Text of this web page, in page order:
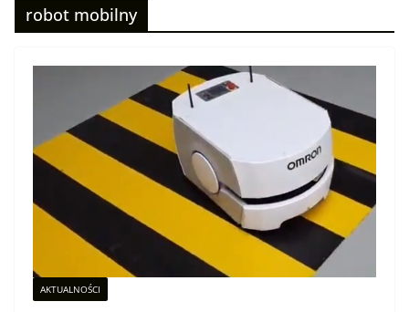
robot mobilny
AKTUALNOŚCI